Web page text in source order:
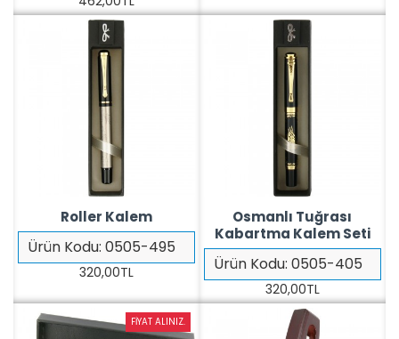
Ürün Kodu: 0505-495
Roller Kalem
320,00TL Ürün Kodu: 0505-405
Osmanlı Tuğrası
Kabartma Kalem Seti
320,00TL
FIYAT ALINIZ.